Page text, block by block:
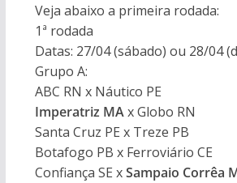
Veja abaixo a primeira rodada:
1ª rodada
Datas: 27/04 (sábado) ou 28/04
Grupo A:
ABC RN x Náutico PE
Imperatriz MAx Globo RN
Santa Cruz PE x Treze PB
Botafogo PB x Ferroviário CE
Confiança SE xSampaio Corrêa